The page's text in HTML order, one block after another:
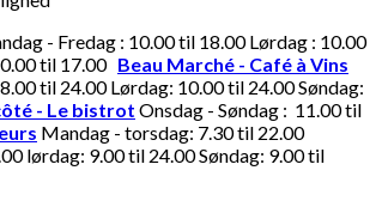
- Fredag : 10.00 til 18.00 Lørdag : 10.00
til 17.00 Beau Marché - Café à Vins
til 24.00 Lørdag: 10.00 til 24.00 Søndag:
- Le bistrot Onsdag - Søndag : 11.00 til
Mandag - torsdag: 7.30 til 22.00
lørdag: 9.00 til 24.00 Søndag: 9.00 til